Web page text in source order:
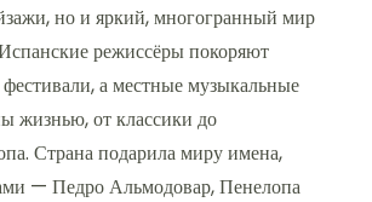
но и яркий, многогранный мир
режиссёры покоряют
а местные музыкальные
жизнью, от классики до
Страна подарила миру имена,
— Педро Альмодовар, Пенелопа